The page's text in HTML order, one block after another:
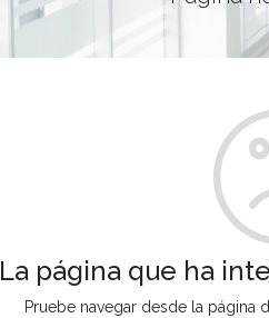
La página que ha
Pruebe navegar desde la